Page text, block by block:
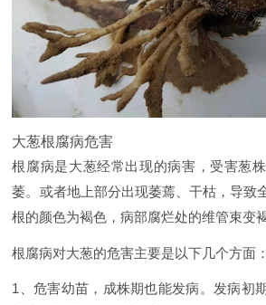
大葱根腐病危害
根腐病是大葱经常出现的病害，受害葱
萎。或者地上部分出现萎蔫、干枯，导致
根的颜色为褐色，病部腐烂处的维管束变褐
根腐病对大葱的危害主要是以下几个方面：
1、危害幼苗，成株期也能发病。发病初